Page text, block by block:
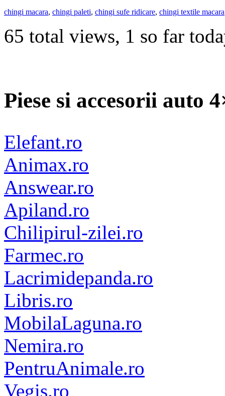
chingi macara, chingi paleti, chingi sufe ridicare, chingi textile macara
65 total views, 1 so far
Piese si accesorii auto
Elefant.ro
Animax.ro
Answear.ro
Apiland.ro
Chilipirul-zilei.ro
Farmec.ro
Lacrimidepanda.ro
Libris.ro
MobilaLaguna.ro
Nemira.ro
PentruAnimale.ro
Vegis.ro